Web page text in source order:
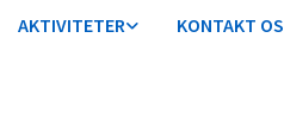
AKTIVITETER KONTAKT OS